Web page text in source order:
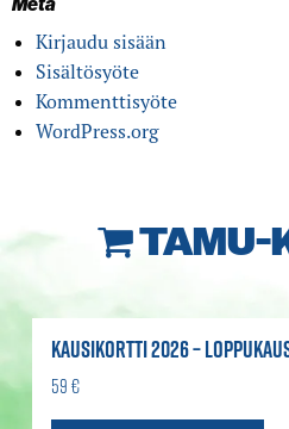
Kirjaudu sisään
Sisältösyöte
Kommenttisyöte
WordPress.org
TAMU-
KAUSIKORTTI 2026 –
59 €